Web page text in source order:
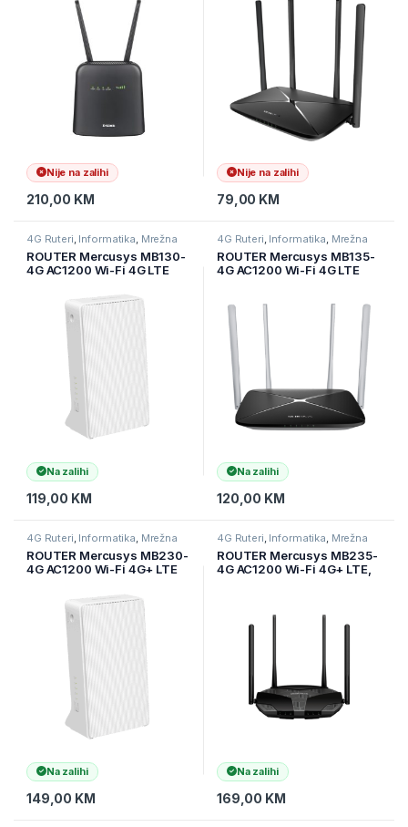
antene, 1x GB LAN port, 1x GB
WAN, 802.11n, WEP (64/1
Nije na zalihi
210,00 KM
Fixed External Antennas, 3x
10/100 Mbps LAN Ports, 1
Nije na zalihi
79,00 KM
4G Ruteri, Informatika, Mrežna
ROUTER Mercusys MB130-
4G AC1200 Wi-Fi 4G LTE
LTE Modem, 2.4 GHz, 5
GHz, 4G Cat4 150/50 Mbps
Na zalihi
119,00 KM
4G Ruteri, Informatika, Mrežna
ROUTER Mercusys MB135-
4G AC1200 Wi-Fi 4G LTE
2.4 GHz, 867 Mbps at 5
GHz, 4G Cat4 150/50 Mbps
Na zalihi
120,00 KM
4G Ruteri, Informatika, Mrežna
ROUTER Mercusys MB230-
4G AC1200 Wi-Fi 4G+ LTE
4G LTE Modem, 2.4 GHz, 5
GHz, 4G+ Cat6 300/50
Mbps, Internal Anten.
Na zalihi
149,00 KM
4G Ruteri, Informatika, Mrežna
ROUTER Mercusys MB235-
4G AC1200 Wi-Fi 4G+ LTE,
4G+ Cat6 300/50 Mbps, 2x
Na zalihi
169,00 KM